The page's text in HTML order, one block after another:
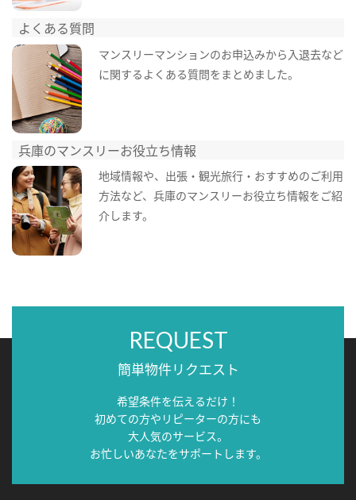
よくある質問
マンスリーマンションのお申込みから入退去など
に関するよくある質問をまとめました。
兵庫のマンスリーお役立ち情報
地域情報や、出張・観光旅行・おすすめのご利用
方法など、兵庫のマンスリーお役立ち情報をご紹
介します。
REQUEST
簡単物件リクエスト
希望条件を伝えるだけ！
初めての方やリピーターの方にも
大人気のサービス。
お忙しいあなたをサポートします。